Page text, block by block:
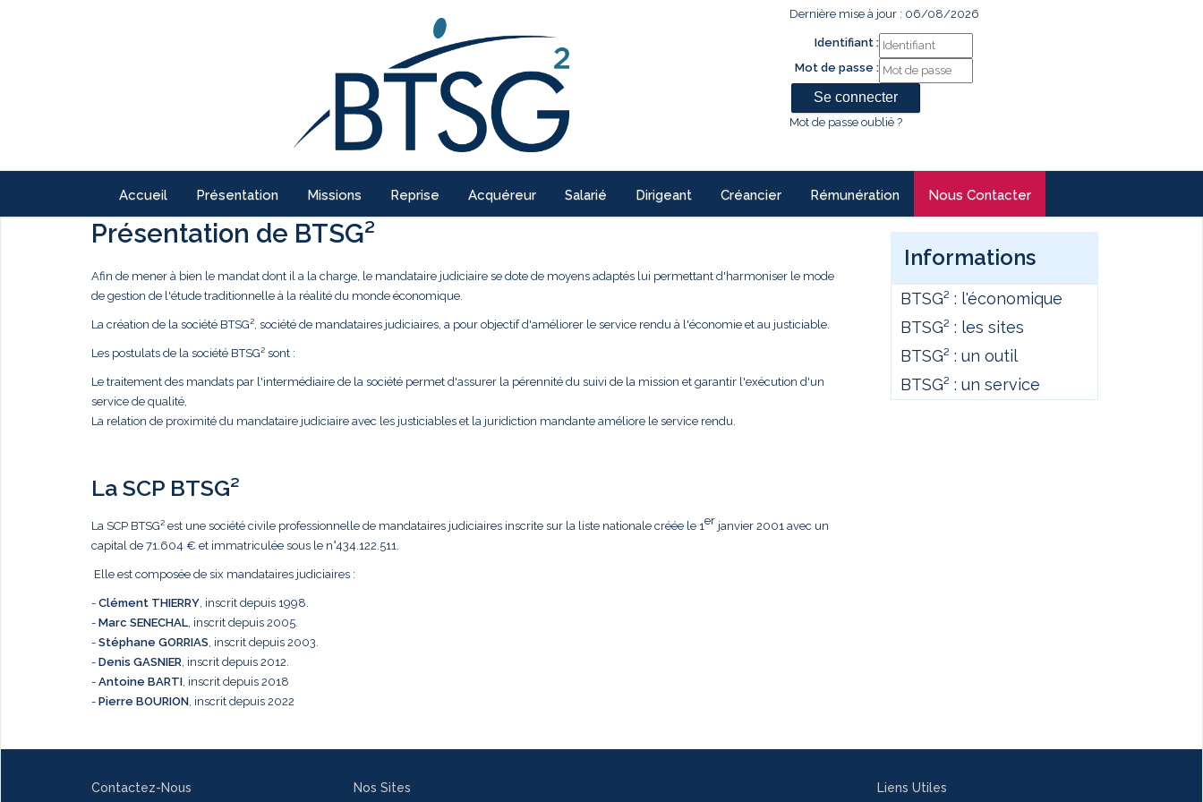
Dernière mise à jour : 06/08/2026
Identifiant :
Mot de passe :
Mot de passe oublié ?
Accueil Présentation Missions Reprise Acquéreur Salarié Dirigeant Créancier Rémunération Nous Contacter
Présentation de BTSG²
Afin de mener à bien le mandat dont il a la charge, le mandataire judiciaire se dote de moyens adaptés lui permettant d'harmoniser le mode
de gestion de l'étude traditionnelle à la réalité du monde économique.
La création de la société BTSG², société de mandataires judiciaires, a pour objectif d'améliorer le service rendu à l'économie et au justiciable.
Les postulats de la société BTSG² sont :
Le traitement des mandats par l'intermédiaire de la société permet d'assurer la pérennité du suivi de la mission et garantir l'exécution d'un
service de qualité,
La relation de proximité du mandataire judiciaire avec les justiciables et la juridiction mandante améliore le service rendu.
La SCP BTSG²
La SCP BTSG² est une société civile professionnelle de mandataires judiciaires inscrite sur la liste nationale créée le 1er janvier 2001 avec un
capital de 71.604 € et immatriculée sous le n°434.122.511.
Elle est composée de six mandataires judiciaires :
- Clément THIERRY, inscrit depuis 1998.
- Marc SENECHAL, inscrit depuis 2005.
- Stéphane GORRIAS, inscrit depuis 2003.
- Denis GASNIER, inscrit depuis 2012.
- Antoine BARTI, inscrit depuis 2018
- Pierre BOURION, inscrit depuis 2022
Informations
BTSG² : l'économique
BTSG² : les sites
BTSG² : un outil
BTSG² : un service
Contactez-Nous Nos Sites Liens Utiles